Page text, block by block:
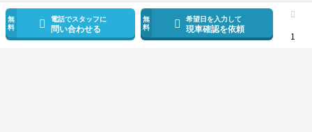
無
料
電話でスタッフに
問い合わせる
無
料
希望日を入力して
現車確認を依頼
1